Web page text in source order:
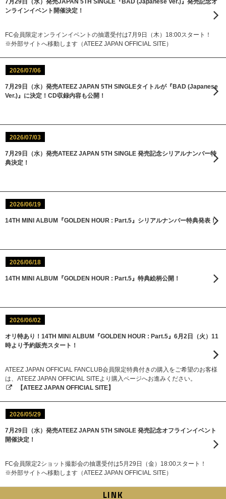
7月29日（水）発売JAPAN 5TH SINGLE『BAD (Japanese Ver.)』発売記念オ
ンラインイベント開催決定！
FC会員限定オンラインイベントの抽選受付は7月9日（木）18:00スタート！
※外部サイトへ移動します（ATEEZ JAPAN OFFICIAL SITE）
2026/07/06
7月29日（水）発売ATEEZ JAPAN 5TH SINGLEタイトルが『BAD (Japanese
Ver.)』に決定！CD収録内容も公開！
2026/07/03
7月29日（水）発売ATEEZ JAPAN 5TH SINGLE 発売記念シリアルナンバー特
典決定！
2026/06/19
14TH MINI ALBUM『GOLDEN HOUR : Part.5』シリアルナンバー特典発表！
2026/06/18
14TH MINI ALBUM『GOLDEN HOUR : Part.5』特典絵柄公開！
2026/06/02
オリ特あり！14TH MINI ALBUM『GOLDEN HOUR : Part.5』6月2日（火）11
時より予約販売スタート！
ATEEZ JAPAN OFFICIAL FANCLUB会員限定特典付きの購入をご希望のお客様
は、ATEEZ JAPAN OFFICIAL SITEより購入ページへお進みください。
【ATEEZ JAPAN OFFICIAL SITE】
2026/05/29
7月29日（水）発売ATEEZ JAPAN 5TH SINGLE 発売記念オフラインイベント
開催決定！
FC会員限定2ショット撮影会の抽選受付は5月29日（金）18:00スタート！
※外部サイトへ移動します（ATEEZ JAPAN OFFICIAL SITE）
LINK